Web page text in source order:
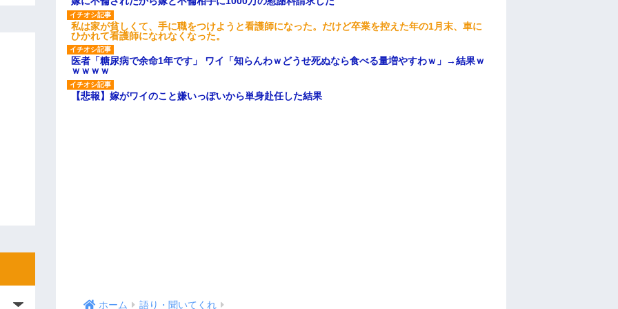
私は家が貧しくて、手に職をつけようと看護師になった。だけど卒業を控えた年の1月末、車に
ひかれて看護師になれなくなった。
医者「糖尿病で余命1年です」 ワイ「知らんわｗどうせ死ぬなら食べる量増やすわｗ」→結果ｗ
ｗｗｗｗ
【悲報】嫁がワイのこと嫌いっぽいから単身赴任した結果
ホーム 語り・聞いてくれ